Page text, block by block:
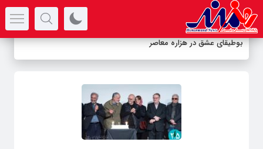
بوطیقای عشق در هزاره معاصر